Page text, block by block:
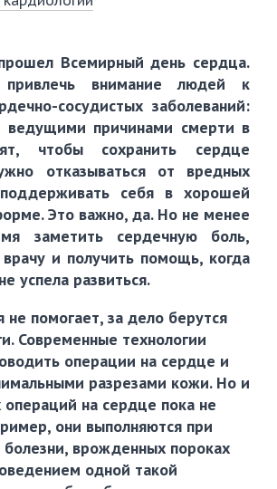
Всемирный день сердца.
внимание людей к
сосудистых заболеваний:
ведущими причинами смерти в
чтобы сохранить сердце
отказываться от вредных
себя в хорошей
Это важно, да. Но не менее
заметить сердечную боль,
врачу и получить помощь, когда
успела развиться.
не помогает, за дело берутся
Современные технологии
операции на сердце и
разрезами кожи. Но и
на сердце пока не
они выполняются при
врожденных пороках
одной такой